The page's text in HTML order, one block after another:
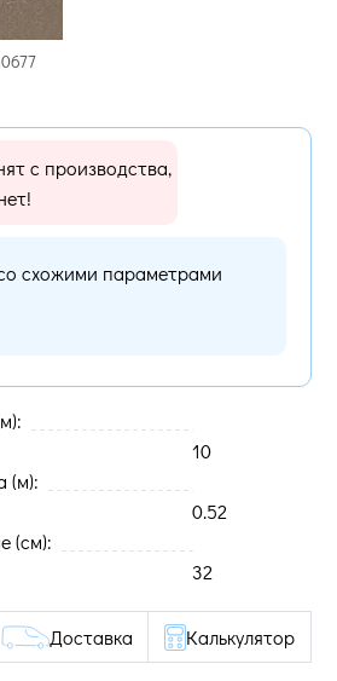
с производства,
схожими параметрами
10
(м):
0.52
(cм):
32
Доставка Калькулятор